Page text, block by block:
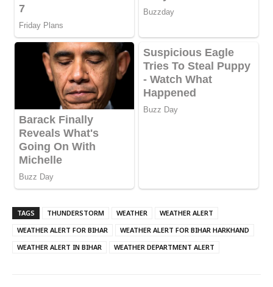
TAGS THUNDERSTORM WEATHER
WEATHER ALERT
WEATHER ALERT FOR BIHAR
WEATHER ALERT FOR BIHAR HARKHAND
WEATHER ALERT IN BIHAR
WEATHER DEPARTMENT ALERT